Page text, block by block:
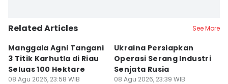
Related Articles See More
Manggala Agni Tangani
3 Titik Karhutla di Riau
Seluas 100 Hektare
08 Agu 2026, 23:58 WIB
Ukraina Persiapkan
Operasi Serang Industri
Senjata Rusia
08 Agu 2026, 23:39 WIB